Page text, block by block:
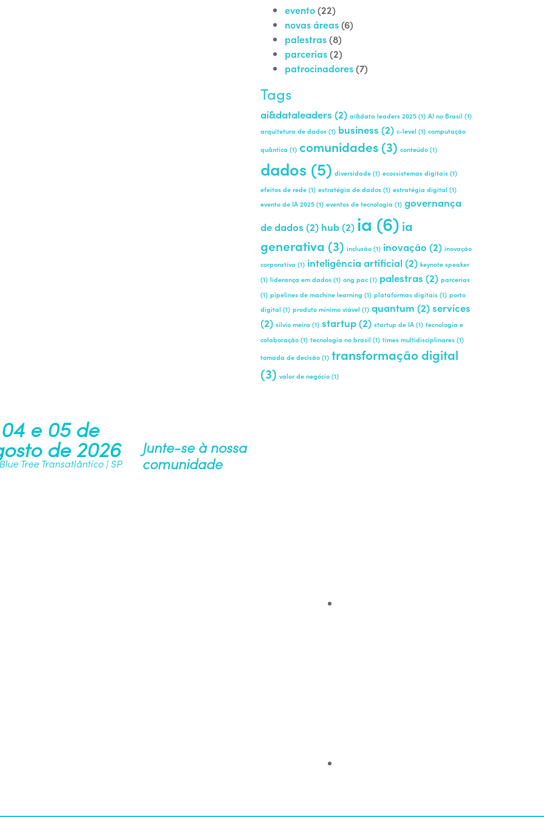
evento(22)
novas áreas(6)
palestras(8)
parcerias(2)
patrocinadores(7)
Tags
ai&dataleaders (2) ai&data leaders 2025 (1) AI no Brasil (1)
arquitetura de dados (1) business (2) c-level (1) computação
quântica (1) comunidades (3) conteúdo (1)
dados (5) diversidade (1) ecossistemas digitais (1)
efeitos de rede (1) estratégia de dados (1) estratégia digital (1)
evento de IA 2025 (1) eventos de tecnologia (1) governança
de dados (2) hub(2) ia (6) ia
generativa (3) inclusão (1) inovação (2) inovação
corporativa (1) inteligência artificial (2) keynote speaker
(1) liderança em dados (1) ong pac (1) palestras (2) parcerias
(1) pipelines de machine learning (1) plataformas digitais (1) porto
digital (1) produto mínimo viável (1) quantum (2)services
(2) silvio meira (1) startup(2) startup de IA (1) tecnologia e
colaboração (1) tecnologia no brasil (1) times multidisciplinares (1)
tomada de decisão (1) transformação digital
(3) valor de negócio (1)
04 e 05 de
de 2026
Tree Transatlântico | SP
Junte-se à nossa
comunidade